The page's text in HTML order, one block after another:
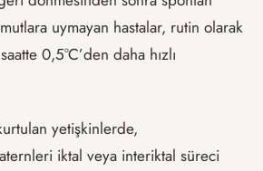
uymayan hastalar, rutin olarak
0,5°C’den daha hızlı
yetişkinlerde,
iktal veya interiktal süreci